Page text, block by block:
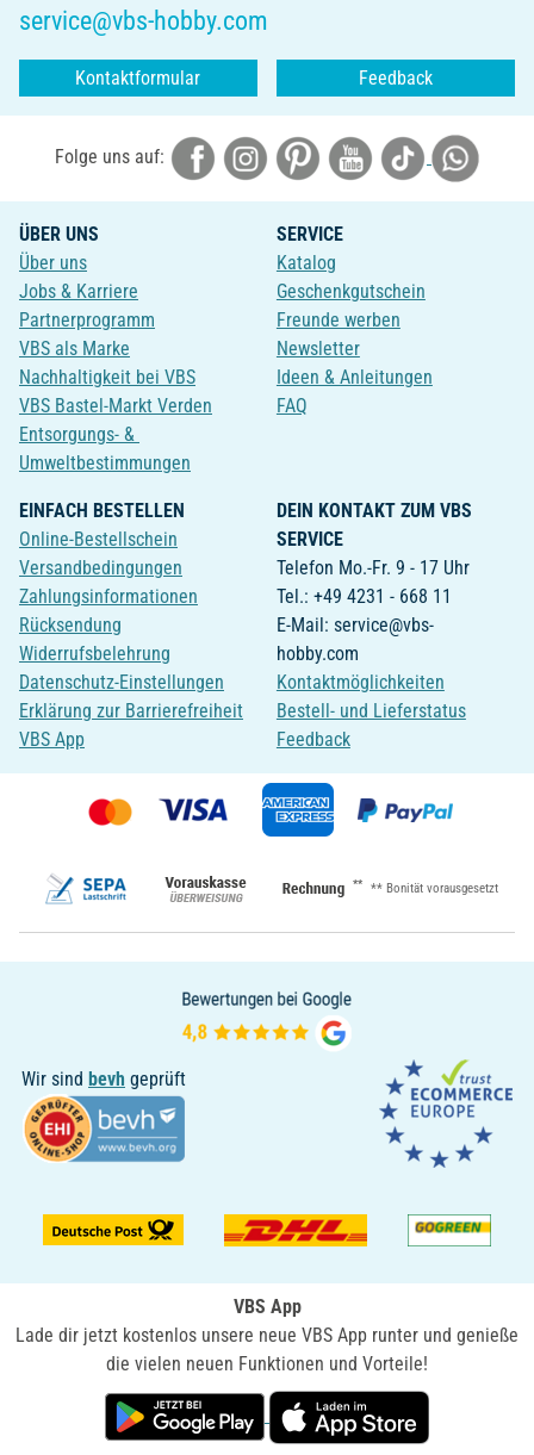
service@vbs-hobby.com
Kontaktformular Feedback
Folge uns auf:
ÜBER UNS
Über uns
Jobs & Karriere
Partnerprogramm
VBS als Marke
Nachhaltigkeit bei VBS
VBS Bastel-Markt Verden
Entsorgungs- &
Umweltbestimmungen
SERVICE
Katalog
Geschenkgutschein
Freunde werben
Newsletter
Ideen & Anleitungen
FAQ
EINFACH BESTELLEN
Online-Bestellschein
Versandbedingungen
Zahlungsinformationen
Rücksendung
Widerrufsbelehrung
Datenschutz-Einstellungen
Erklärung zur Barrierefreiheit
VBS App
DEIN KONTAKT ZUM VBS
SERVICE
Telefon Mo.-Fr. 9 - 17 Uhr
Tel.: +49 4231 - 668 11
E-Mail: service@vbs-
hobby.com
Kontaktmöglichkeiten
Bestell- und Lieferstatus
Feedback
** ** Bonität vorausgesetzt
Wir sind bevh geprüft
VBS App
Lade dir jetzt kostenlos unsere neue VBS App runter und genieße
die vielen neuen Funktionen und Vorteile!